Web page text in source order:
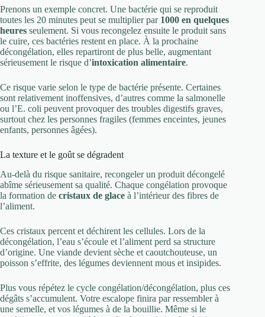
Prenons un exemple concret. Une bactérie qui se reproduit
toutes les 20 minutes peut se multiplier par 1000 en quelques
heures seulement. Si vous recongelez ensuite le produit sans
le cuire, ces bactéries restent en place. À la prochaine
décongélation, elles repartiront de plus belle, augmentant
sérieusement le risque d’intoxication alimentaire.
Ce risque varie selon le type de bactérie présente. Certaines
sont relativement inoffensives, d’autres comme la salmonelle
ou l’E. coli peuvent provoquer des troubles digestifs graves,
surtout chez les personnes fragiles (femmes enceintes, jeunes
enfants, personnes âgées).
La texture et le goût se dégradent
Au-delà du risque sanitaire, recongeler un produit décongelé
abîme sérieusement sa qualité. Chaque congélation provoque
la formation de cristaux de glace à l’intérieur des fibres de
l’aliment.
Ces cristaux percent et déchirent les cellules. Lors de la
décongélation, l’eau s’écoule et l’aliment perd sa structure
d’origine. Une viande devient sèche et caoutchouteuse, un
poisson s’effrite, des légumes deviennent mous et insipides.
Plus vous répétez le cycle congélation/décongélation, plus ces
dégâts s’accumulent. Votre escalope finira par ressembler à
une semelle, et vos légumes à de la bouillie. Même si le